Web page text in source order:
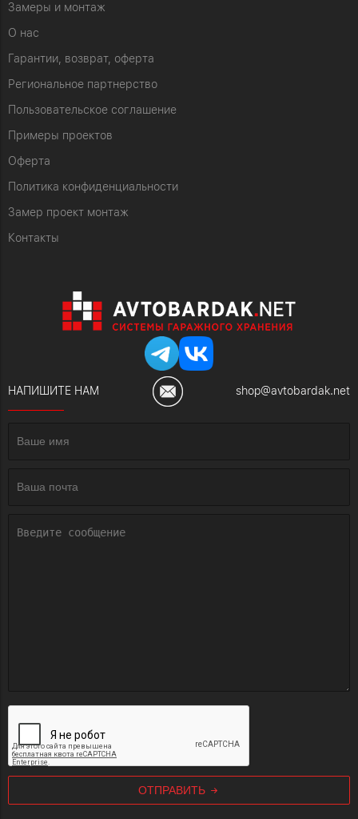
Замеры и монтаж
О нас
Гарантии, возврат, оферта
Региональное партнерство
Пользовательское соглашение
Примеры проектов
Оферта
Политика конфиденциальности
Замер проект монтаж
Контакты
НАПИШИТЕ НАМ shop@avtobardak.net
ОТПРАВИТЬ